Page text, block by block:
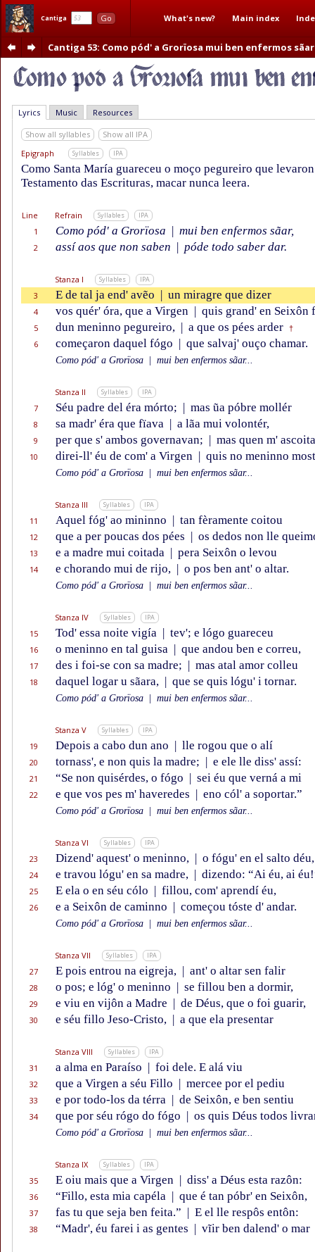
Cantiga Go What's new? Main index
Cantiga 53: Como pód' a Grorïosa mui ben enfermos sãar
Lyrics Music Resources
Show all syllables
Show all IPA
Epigraph
Syllables IPA
Como Santa María guareceu o moço pegureiro que
Testamento das Escrituras, macar nunca leera.
Line Refrain Syllables IPA
1 Como pód' a Grorïosa | mui ben enfermos sãar,
2 assí aos que non saben | póde todo saber dar.
Stanza I Syllables IPA
3 E de tal ja end' avẽo | un miragre que dizer
4 vos quér' óra, que a Virgen | quis grand' en Seixôn
5 dun meninno pegureiro, | a que os pées arder †
6 começaron daquel fógo | que salvaj' ouço chamar.
Como pód' a Grorïosa mui ben enfermos sãar...
Stanza II Syllables IPA
7 Séu padre del éra mórto; | mas ũa póbre mollér
8 sa madr' éra que fïava | a lãa mui volontér,
9 per que s' ambos governavan; | mas quen m'
10 direi-ll' éu de com' a Virgen | quis no meninno
Como pód' a Grorïosa mui ben enfermos sãar...
Stanza III Syllables IPA
11 Aquel fóg' ao mininno | tan fèramente coitou
12 que a per poucas dos pées | os dedos non lle
13 e a madre mui coitada | pera Seixôn o levou
14 e chorando mui de rijo, | o pos ben ant' o altar.
Como pód' a Grorïosa mui ben enfermos sãar...
Stanza IV Syllables IPA
15 Tod' essa noite vigía | tev'; e lógo guareceu
16 o meninno en tal guisa | que andou ben e correu,
17 des i foi-se con sa madre; | mas atal amor colleu
18 daquel logar u sãara, | que se quis lógu' i tornar.
Como pód' a Grorïosa mui ben enfermos sãar...
Stanza V Syllables IPA
19 Depois a cabo dun ano | lle rogou que o alí
20 tornass', e non quis la madre; | e ele lle diss' assí:
21 “Se non quisérdes, o fógo | sei éu que verná a mi
22 e que vos pes m' haveredes | eno cól' a soportar.”
Como pód' a Grorïosa mui ben enfermos sãar...
Stanza VI Syllables IPA
23 Dizend' aquest' o meninno, | o fógu' en el salto déu,
24 e travou lógu' en sa madre, | dizendo: “Ai éu, ai
25 E ela o en séu cólo | fillou, com' aprendí éu,
26 e a Seixôn de caminno | começou tóste d' andar.
Como pód' a Grorïosa mui ben enfermos sãar...
Stanza VII Syllables IPA
27 E pois entrou na eigreja, | ant' o altar sen falir
28 o pos; e lóg' o meninno | se fillou ben a dormir,
29 e viu en vijôn a Madre | de Déus, que o foi guarir,
30 e séu fillo Jeso-Cristo, | a que ela presentar
Stanza VIII Syllables IPA
31 a alma en Paraíso | foi dele. E alá viu
32 que a Virgen a séu Fillo | mercee por el pediu
33 e por todo-los da térra | de Seixôn, e ben sentiu
34 que por séu rógo do fógo | os quis Déus todos
Como pód' a Grorïosa mui ben enfermos sãar...
Stanza IX Syllables IPA
35 E oiu mais que a Virgen | diss' a Déus esta razôn:
36 “Fillo, esta mia capéla | que é tan póbr' en Seixôn,
37 fas tu que seja ben feita.” | E el lle respôs entôn:
38 “Madr', éu farei i as gentes | vĩir ben dalend' o mar